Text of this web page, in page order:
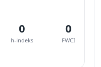
0
h-indeks
0
FWCI